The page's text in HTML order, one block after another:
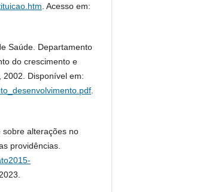
. Acesso em:
Saúde. Departamento
do crescimento e
2002. Disponível em:
sobre alterações no
providências.